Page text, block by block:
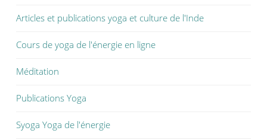
Articles et publications yoga et culture de l'Inde
Cours de yoga de l'énergie en ligne
Méditation
Publications Yoga
Syoga Yoga de l'énergie